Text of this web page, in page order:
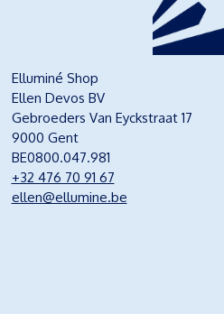
Elluminé Shop
Ellen Devos BV
Gebroeders Van Eyckstraat 17
9000 Gent
BE0800.047.981
+32 476 70 91 67
ellen@ellumine.be